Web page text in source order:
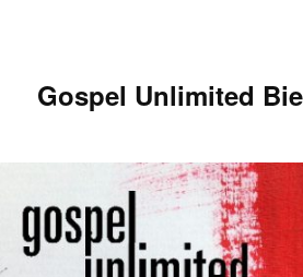
Gospel Unlimited